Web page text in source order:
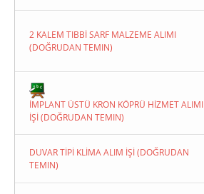
2 KALEM TIBBİ SARF MALZEME ALIMI
(DOĞRUDAN TEMIN)
İMPLANT ÜSTÜ KRON KÖPRÜ HİZMET ALIMI
İŞİ (DOĞRUDAN TEMIN)
DUVAR TİPİ KLİMA ALIM İŞİ (DOĞRUDAN
TEMIN)